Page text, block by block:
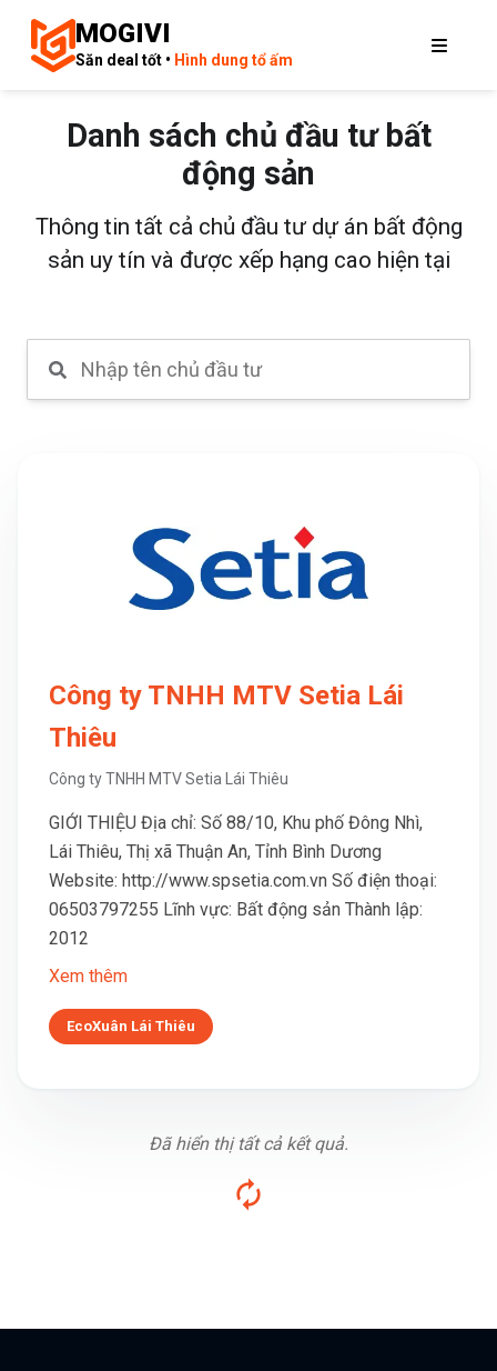
MOGIVI
Săn deal tốt • Hình dung tổ ấm
Danh sách chủ đầu tư bất
động sản
Thông tin tất cả chủ đầu tư dự án bất động
sản uy tín và được xếp hạng cao hiện tại
Công ty TNHH MTV Setia Lái
Thiêu
Công ty TNHH MTV Setia Lái Thiêu
GIỚI THIỆU Địa chỉ: Số 88/10, Khu phố Đông Nhì,
Lái Thiêu, Thị xã Thuận An, Tỉnh Bình Dương
Website: http://www.spsetia.com.vn Số điện thoại:
06503797255 Lĩnh vực: Bất động sản Thành lập:
2012
Xem thêm
EcoXuân Lái Thiêu
Đã hiển thị tất cả kết quả.